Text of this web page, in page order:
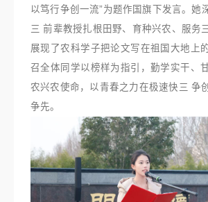
以笃行争创一流”为题作国旗下发言。她
三 前辈教授扎根田野、育种兴农、服务
展现了农科学子把论文写在祖国大地上
召全体同学以榜样为指引，勤学实干、
农兴农使命，以青春之力在极速快三 争
争先。